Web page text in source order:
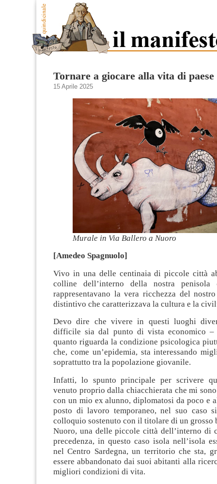
Tornare a giocare alla vita di paese
15 Aprile 2025
Murale in Via Ballero a Nuoro
[Amedeo Spagnuolo]
Vivo in una delle centinaia di piccole città
colline dell’interno della nostra penisola
rappresentavano la vera ricchezza del
distintivo che caratterizzava la cultura e la
Devo dire che vivere in questi luoghi
difficile sia dal punto di vista economico –
quanto riguarda la condizione psicologica
che, come un’epidemia, sta interessando
soprattutto tra la popolazione giovanile.
Infatti, lo spunto principale per scrivere
venuto proprio dalla chiacchierata che mi
con un mio ex alunno, diplomatosi da poco e
posto di lavoro temporaneo, nel suo caso
colloquio sostenuto con il titolare di un grosso
Nuoro, una delle piccole città dell’interno di
precedenza, in questo caso isola nell’isola
nel Centro Sardegna, un territorio che sta,
essere abbandonato dai suoi abitanti alla
migliori condizioni di vita.